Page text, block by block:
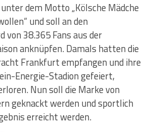
dem Motto „Kölsche Mädche
und soll an den
von 38.365 Fans aus der
anknüpfen. Damals hatten die
Frankfurt empfangen und ihre
Energie-Stadion gefeiert,
Nun soll die Marke von
geknackt werden und sportlich
erreicht werden.